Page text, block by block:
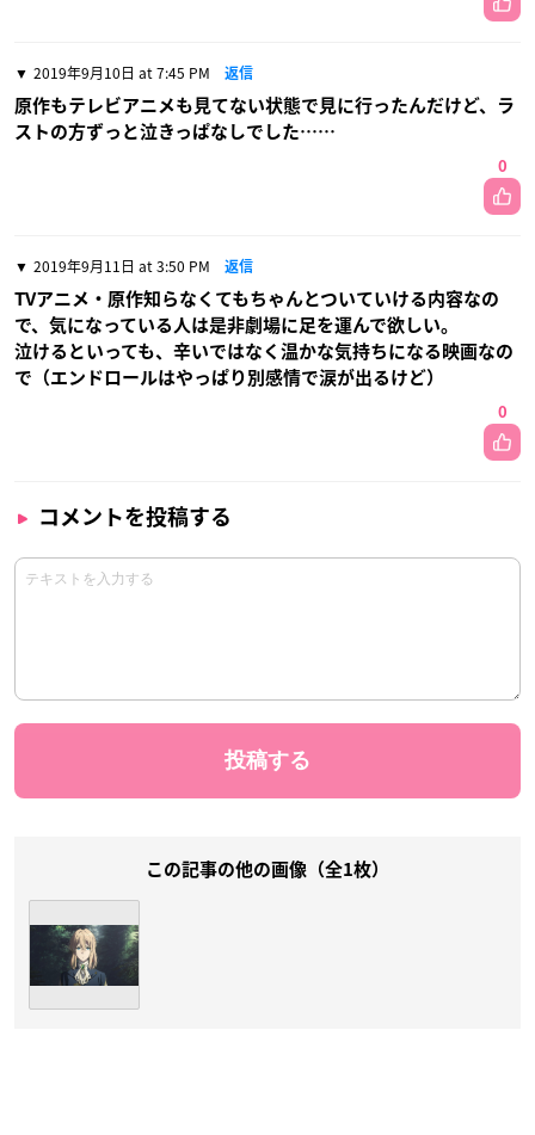
2019年9月10日 at 7:45 PM 返信
原作もテレビアニメも見てない状態で見に行ったんだけど、ラ
ストの方ずっと泣きっぱなしでした……
0
2019年9月11日 at 3:50 PM 返信
TVアニメ・原作知らなくてもちゃんとついていける内容なの
で、気になっている人は是非劇場に足を運んで欲しい。
泣けるといっても、辛いではなく温かな気持ちになる映画なの
で（エンドロールはやっぱり別感情で涙が出るけど）
0
コメントを投稿する
この記事の他の画像（全1枚）